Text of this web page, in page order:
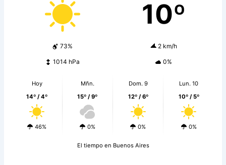
10º
73% 2 km/h
1014 hPa 0%
Hoy
14º / 4º
46%
Mñn.
15º / 9º
0%
Dom. 9
12º / 6º
0%
Lun. 10
10º / 5º
0%
El tiempo en Buenos Aires